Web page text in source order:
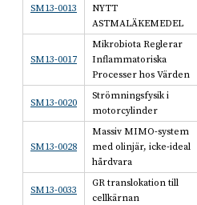
SM13-0013
NYTT
ASTMALÄKEMEDEL
SM13-0017
Mikrobiota Reglerar
Inflammatoriska
Processer hos Värden
SM13-0020
Strömningsfysik i
motorcylinder
SM13-0028
Massiv MIMO-system
med olinjär, icke-ideal
hårdvara
SM13-0033
GR translokation till
cellkärnan